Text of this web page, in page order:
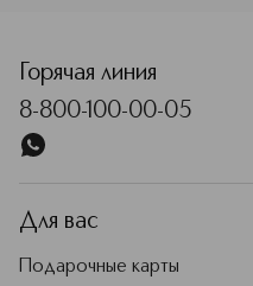
Горячая линия
8-800-100-00-05
Для вас
Подарочные карты